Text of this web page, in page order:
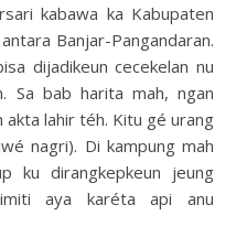
kabawa ka Kabupaten
Banjar-Pangandaran.
dijadikeun cecekelan nu
Sa bab harita mah, ngan
akta lahir téh. Kitu gé urang
nagri). Di kampung mah
ku dirangkepkeun jeung
aya karéta api anu